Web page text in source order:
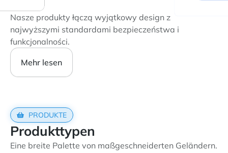
Nasze produkty łączą wyjątkowy design z
najwyższymi standardami bezpieczeństwa i
funkcjonalności.
Mehr lesen
PRODUKTE
Produkttypen
Eine breite Palette von maßgeschneiderten Geländern.